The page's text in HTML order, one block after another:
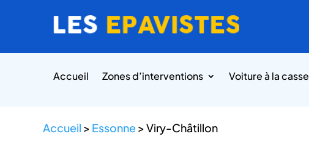
Accueil Zones d’interventions Voiture à la casse
Accueil > Essonne>Viry-Châtillon